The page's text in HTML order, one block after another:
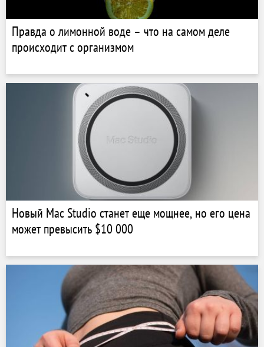
Правда о лимонной воде – что на самом деле
происходит с организмом
Новый Mac Studio станет еще мощнее, но его цена
может превысить $10 000